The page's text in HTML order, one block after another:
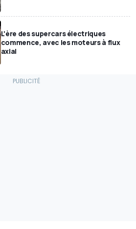
L'ère des supercars électriques
commence, avec les moteurs à flux
axial